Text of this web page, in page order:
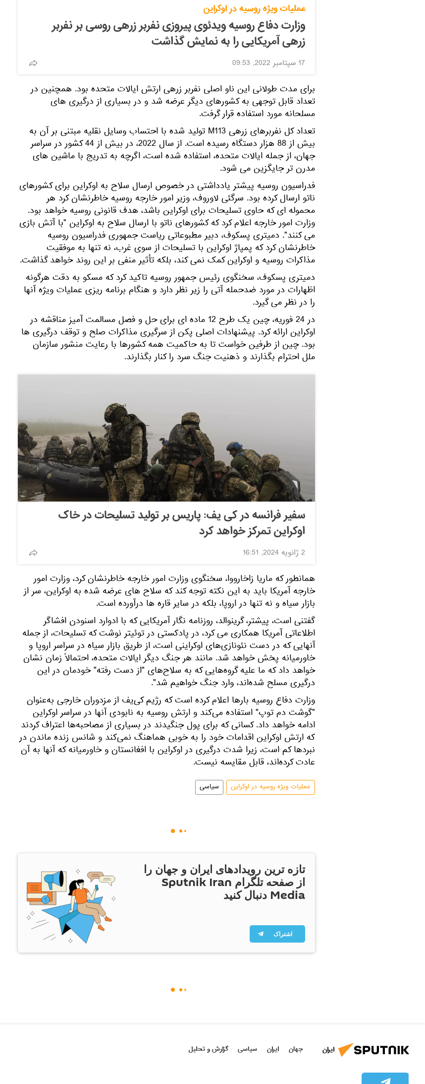
عملیات ویژه روسیه در اوکراین
وزارت دفاع روسیه ویدئوی پیروزی نفربر زرهی روسی بر نفربر
زرهی آمریکایی را به نمایش گذاشت
17 سپتامبر 2022, 09:53
برای مدت طولانی این ناو اصلی نفربر زرهی ارتش ایالات متحده بود. همچنین در
تعداد قابل توجهی به کشورهای دیگر عرضه شد و در بسیاری از درگیری های
مسلحانه مورد استفاده قرار گرفت.
تعداد کل نفربرهای زرهی M113 تولید شده با احتساب وسایل نقلیه مبتنی بر آن به
بیش از 88 هزار دستگاه رسیده است. از سال 2022، در بیش از 44 کشور در سراسر
جهان، از جمله ایالات متحده، استفاده شده است، اگرچه به تدریج با ماشین های
مدرن تر جایگزین می شود.
فدراسیون روسیه پیشتر یادداشتی در خصوص ارسال سلاح به اوکراین برای کشورهای
ناتو ارسال کرده بود. سرگئی لاوروف، وزیر امور خارجه روسیه خاطرنشان کرد هر
محموله ای که حاوی تسلیحات برای اوکراین باشد، هدف قانونی روسیه خواهد بود.
وزارت امور خارجه اعلام کرد که کشورهای ناتو با ارسال سلاح به اوکراین "با آتش بازی
می کنند". دمیتری پسکوف، دبیر مطبوعاتی ریاست جمهوری فدراسیون روسیه
خاطرنشان کرد که پمپاژ اوکراین با تسلیحات از سوی غرب، نه تنها به موفقیت
مذاکرات روسیه و اوکراین کمک نمی کند، بلکه تأثیر منفی بر این روند خواهد گذاشت.
دمیتری پسکوف، سخنگوی رئیس جمهور روسیه تاکید کرد که مسکو به دقت هرگونه
اظهارات در مورد ضدحمله آتی را زیر نظر دارد و هنگام برنامه ریزی عملیات ویژه آنها
را در نظر می گیرد.
در 24 فوریه، چین یک طرح 12 ماده ای برای حل و فصل مسالمت آمیز مناقشه در
اوکراین ارائه کرد. پیشنهادات اصلی پکن از سرگیری مذاکرات صلح و توقف درگیری ها
بود. چین از طرفین خواست تا به حاکمیت همه کشورها با رعایت منشور سازمان
ملل احترام بگذارند و ذهنیت جنگ سرد را کنار بگذارند.
سفیر فرانسه در کی یف: پاریس بر تولید تسلیحات در خاک
اوکراین تمرکز خواهد کرد
2 ژانویه 2024, 16:51
همانطور که ماریا زاخارووا، سخنگوی وزارت امور خارجه خاطرنشان کرد، وزارت امور
خارجه آمریکا باید به این نکته توجه کند که سلاح های عرضه شده به اوکراین، سر از
بازار سیاه و نه تنها در اروپا، بلکه در سایر قاره ها درآورده است.
گفتنی است، پیشتر، گرینوالد، روزنامه نگار آمریکایی که با ادوارد اسنودن افشاگر
اطلاعاتی آمریکا همکاری می کرد، در پادکستی در توئیتر نوشت که تسلیحات، از جمله
آنهایی که در دست نئونازی‌های اوکراینی است، از طریق بازار سیاه در سراسر اروپا و
خاورمیانه پخش خواهد شد. مانند هر جنگ دیگر ایالات متحده، احتمالاً زمان نشان
خواهد داد که ما علیه گروه‌هایی که به سلاح‌های "از دست رفته" خودمان در این
درگیری مسلح شده‌اند، وارد جنگ خواهیم شد".
وزارت دفاع روسیه بارها اعلام کرده است که رژیم کی‌یف از مزدوران خارجی به‌عنوان
"گوشت دم توپ" استفاده می‌کند و ارتش روسیه به نابودی آنها در سراسر اوکراین
ادامه خواهد داد. کسانی که برای پول جنگیدند در بسیاری از مصاحبه‌ها اعتراف کردند
که ارتش اوکراین اقدامات خود را به خوبی هماهنگ نمی‌کند و شانس زنده ماندن در
نبردها کم است، زیرا شدت درگیری در اوکراین با افغانستان و خاورمیانه که آنها به آن
عادت کرده‌اند، قابل مقایسه نیست.
عملیات ویژه روسیه در اوکراین سیاسی
تازه ترین رویدادهای ایران و جهان را
از صفحه تلگرام Sputnik Iran
Media دنبال کنید
اشتراک
ایران جهان ایران سیاسی گزارش و تحلیل